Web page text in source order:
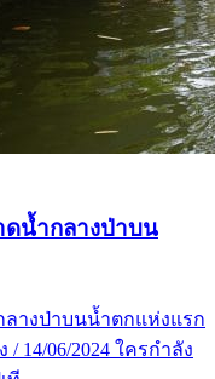
ดน้ำกลางป่าบน
ลางป่าบนน้ำตกแห่งแรก
14/06/2024 ใครกำลัง